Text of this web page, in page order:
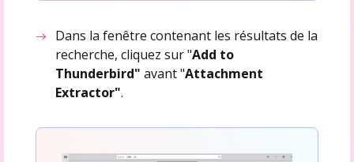
Dans la fenêtre contenant les résultats de la
recherche, cliquez sur "Add to
Thunderbird"avant "Attachment
Extractor".